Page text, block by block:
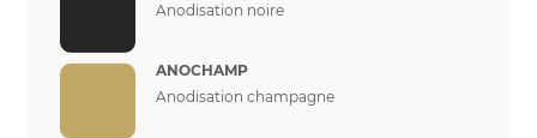
Anodisation noire
ANOCHAMP
Anodisation champagne